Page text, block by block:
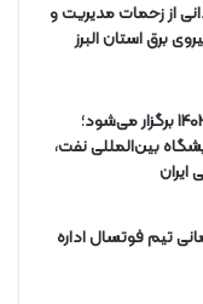
از زحمات مدیریت و
برق استان البرز
27 الی 30 اردیبهشت 1402 برگزار می‌شود؛
بین‌المللی نفت،
ایران
تیم فوتسال اداره